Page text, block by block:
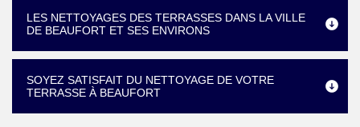
LES NETTOYAGES DES TERRASSES DANS LA VILLE
DE BEAUFORT ET SES ENVIRONS
SOYEZ SATISFAIT DU NETTOYAGE DE VOTRE
TERRASSE À BEAUFORT